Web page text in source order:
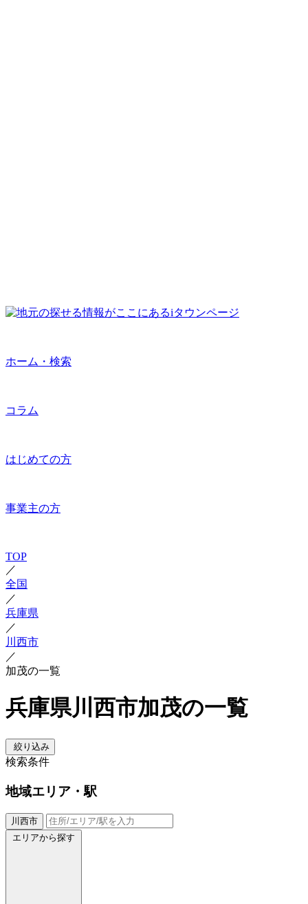
ホーム・検索
コラム
はじめての方
事業主の方
TOP
／
全国
／
兵庫県
／
川西市
／
加茂の一覧
兵庫県川西市加茂の一覧
絞り込み
検索条件
地域エリア・駅
川西市
エリアから探す